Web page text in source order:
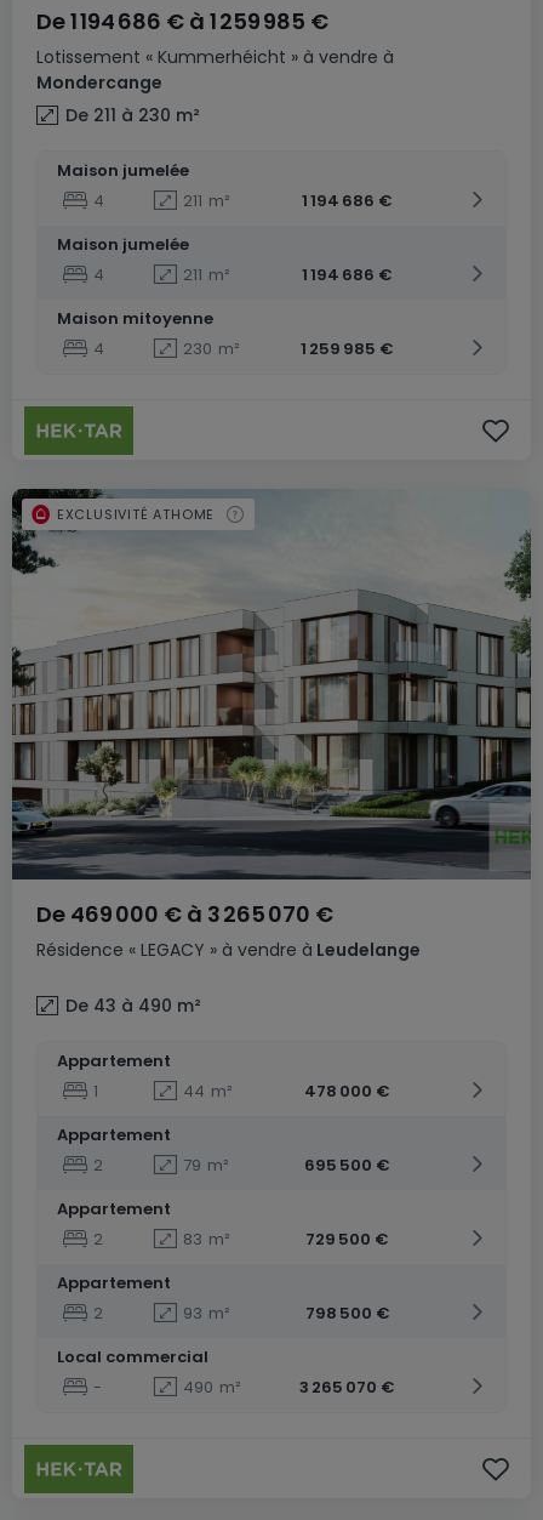
Lotissement « Kummerhéicht » à vendre à
Mondercange
De1 194 686 € à 1 259 985 €
De 211 à 230 m²
Maison jumelée
4
211 m²
1 194 686 €
Maison jumelée
4
211 m²
1 194 686 €
Maison mitoyenne
4
230 m² 1 259 985 €
Résidence « LEGACY » à vendre à Leudelange
De 469 000 € à 3 265 070 €
De 43 à 490 m²
EXCLUSIVITÉ ATHOME
Appartement
1
44 m²
478 000 €
Appartement
2
79 m²
695 500 €
Appartement
2
83 m²
729 500 €
Appartement
2
93 m²
798 500 €
Local commercial
-
490 m² 3 265 070 €